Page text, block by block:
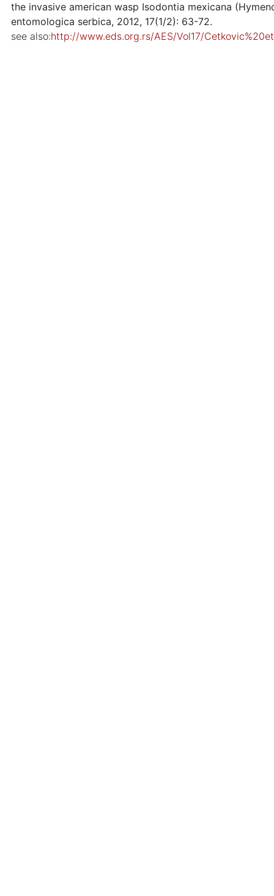
the invasive american wasp Isodontia mexicana
entomologica serbica, 2012, 17(1/2): 63-72.
see also:http://www.eds.org.rs/AES/Vol17/